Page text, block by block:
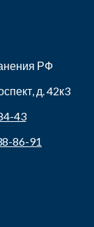
РФ
д. 42к3
43
86-91